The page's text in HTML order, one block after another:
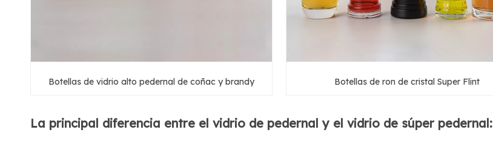
Botellas de vidrio alto pedernal de coñac y brandy Botellas de ron de cristal Super Flint
La principal diferencia entre el vidrio de pedernal y el vidrio de súper pedernal: